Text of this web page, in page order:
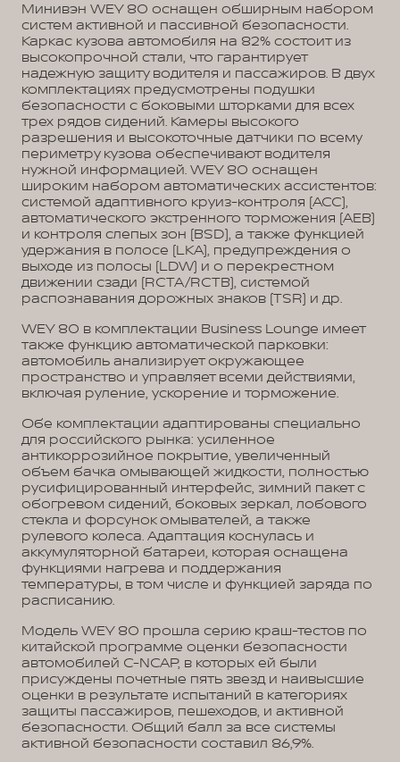
Минивэн WEY 80 оснащен обширным набором
систем активной и пассивной безопасности.
Каркас кузова автомобиля на 82% состоит из
высокопрочной стали, что гарантирует
надежную защиту водителя и пассажиров. В двух
комплектациях предусмотрены подушки
безопасности с боковыми шторками для всех
трех рядов сидений. Камеры высокого
разрешения и высокоточные датчики по всему
периметру кузова обеспечивают водителя
нужной информацией. WEY 80 оснащен
широким набором автоматических ассистентов:
системой адаптивного круиз-контроля (ACC),
автоматического экстренного торможения (AEB)
и контроля слепых зон (BSD), а также функцией
удержания в полосе (LKA), предупреждения о
выходе из полосы (LDW) и о перекрестном
движении сзади (RCTA/RCTB), системой
распознавания дорожных знаков (TSR) и др.
WEY 80 в комплектации Business Lounge имеет
также функцию автоматической парковки:
автомобиль анализирует окружающее
пространство и управляет всеми действиями,
включая руление, ускорение и торможение.
Обе комплектации адаптированы специально
для российского рынка: усиленное
антикоррозийное покрытие, увеличенный
объем бачка омывающей жидкости, полностью
русифицированный интерфейс, зимний пакет с
обогревом сидений, боковых зеркал, лобового
стекла и форсунок омывателей, а также
рулевого колеса. Адаптация коснулась и
аккумуляторной батареи, которая оснащена
функциями нагрева и поддержания
температуры, в том числе и функцией заряда по
расписанию.
Модель WEY 80 прошла серию краш-тестов по
китайской программе оценки безопасности
автомобилей С-NCAP, в которых ей были
присуждены почетные пять звезд и наивысшие
оценки в результате испытаний в категориях
защиты пассажиров, пешеходов, и активной
безопасности. Общий балл за все системы
активной безопасности составил 86,9%.